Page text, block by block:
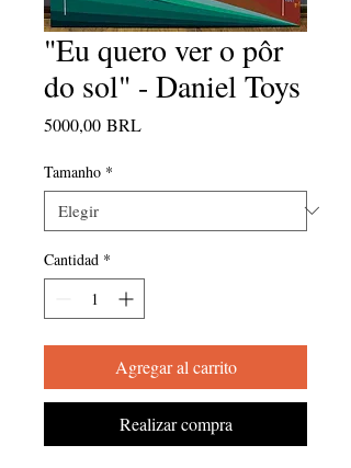
"Eu quero ver o pôr
do sol" - Daniel Toys
5000,00 BRLPrecio
Tamanho *
Cantidad *
Agregar al carrito
Realizar compra